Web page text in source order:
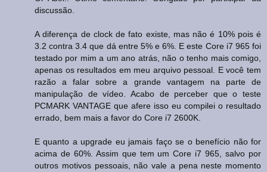
discussão.
A diferença de clock de fato existe, mas não é 10% pois é
3.2 contra 3.4 que dá entre 5% e 6%. E este Core i7 965 foi
testado por mim a um ano atrás, não o tenho mais comigo,
apenas os resultados em meu arquivo pessoal. E você tem
razão a falar sobre a grande vantagem na parte de
manipulação de vídeo. Acabo de perceber que o teste
PCMARK VANTAGE que afere isso eu compilei o resultado
errado, bem mais a favor do Core i7 2600K.
E quanto a upgrade eu jamais faço se o benefício não for
acima de 60%. Assim que tem um Core i7 965, salvo por
outros motivos pessoais, não vale a pena neste momento